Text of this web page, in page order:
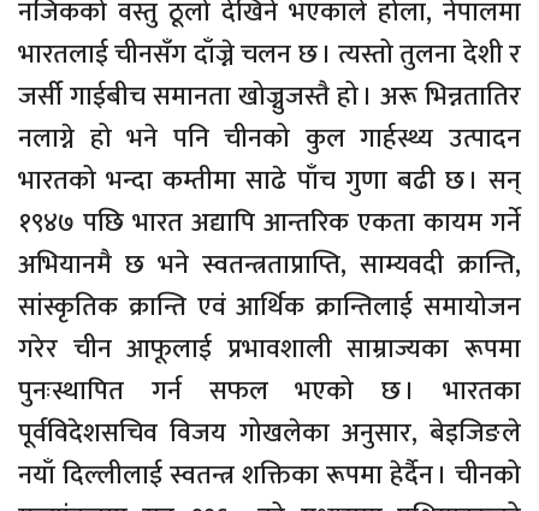
नजिकको वस्तु ठूलो देखिने भएकाले होला, नेपालमा
भारतलाई चीनसँग दाँज्ने चलन छ । त्यस्तो तुलना देशी र
जर्सी गाईबीच समानता खोज्नुजस्तै हो । अरू भिन्नतातिर
नलाग्ने हो भने पनि चीनको कुल गार्हस्थ्य उत्पादन
भारतको भन्दा कम्तीमा साढे पाँच गुणा बढी छ । सन्
१९४७ पछि भारत अद्यापि आन्तरिक एकता कायम गर्ने
अभियानमै छ भने स्वतन्त्रताप्राप्ति, साम्यवदी क्रान्ति,
सांस्कृतिक क्रान्ति एवं आर्थिक क्रान्तिलाई समायोजन
गरेर चीन आफूलाई प्रभावशाली साम्राज्यका रूपमा
पुनःस्थापित गर्न सफल भएको छ । भारतका
पूर्वविदेशसचिव विजय गोखलेका अनुसार, बेइजिङले
नयाँ दिल्लीलाई स्वतन्त्र शक्तिका रूपमा हेर्दैन । चीनको